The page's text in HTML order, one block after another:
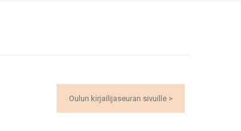
Oulun kirjailijaseuran sivuille >